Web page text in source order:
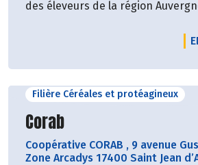
des éleveurs de la région
Filière Céréales et protéagineux
Découvrir le producteur
Corab
Coopérative CORAB , 9 avenue
Zone Arcadys 17400 Saint Jean